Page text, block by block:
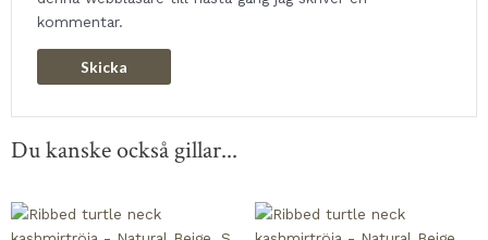
kommentar.
Du kanske också gillar...